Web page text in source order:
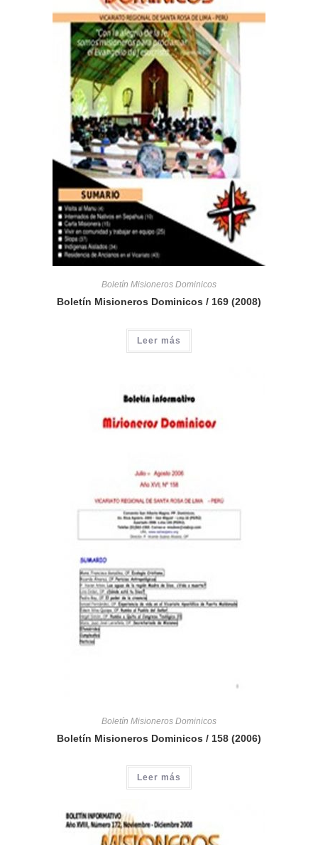
Boletín Misioneros Dominicos
Boletín Misioneros Dominicos / 169 (2008)
Leer más
Boletín Misioneros Dominicos
Boletín Misioneros Dominicos / 158 (2006)
Leer más